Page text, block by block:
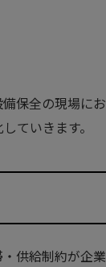
保全の現場にお
ていきます。
供給制約が企業